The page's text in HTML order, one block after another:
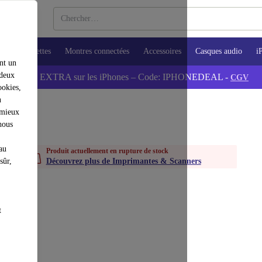
un
Tablettes Montres connectées Accessoires Casques audio
💰-5% EXTRA sur les iPhones – Code: IPHONEDEAL - CGV
Produit actuellement en rupture de stock
Découvrez plus de Imprimantes & Scanners